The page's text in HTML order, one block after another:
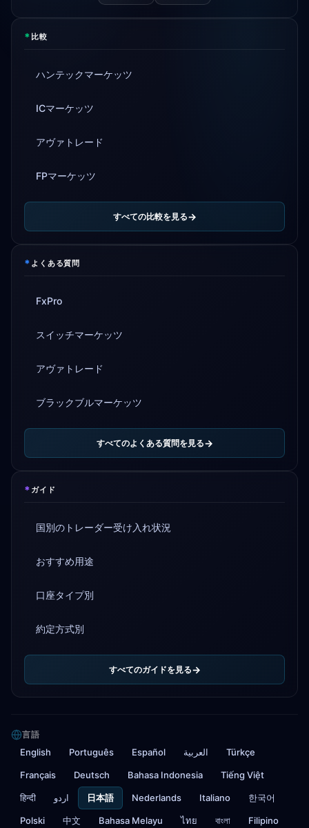
* 比較
ハンテックマーケッツ
ICマーケッツ
アヴァトレード
FPマーケッツ
すべての比較を見る
* よくある質問
FxPro
スイッチマーケッツ
アヴァトレード
ブラックブルマーケッツ
すべてのよくある質問を見る
* ガイド
国別のトレーダー受け入れ状況
おすすめ用途
口座タイプ別
約定方式別
すべてのガイドを見る
言語
English Português Español العربية Türkçe
Français Deutsch Bahasa Indonesia Tiếng Việt
हिन्दी اردو 日本語 Nederlands Italiano 한국어
Polski 中文 Bahasa Melayu ไทย বাংলা Filipino